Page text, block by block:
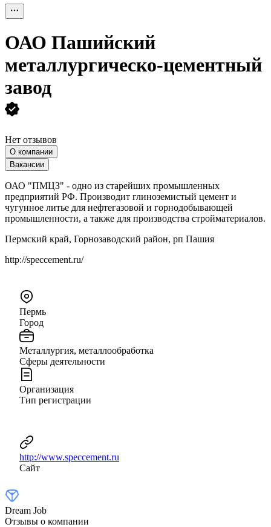
ОАО Пашийский
металлургическо-цементный
завод
Нет отзывов
О компании
Вакансии
ОАО "ПМЦЗ" - одно из старейших промышленных
предприятий РФ. Производит глиноземистый цемент и
чугунное литье для нефтегазовой и горнодобывающей
промышленности, а также для производства стройматериалов.
Пермский край, Горнозаводский район, рп Пашия
http://speccement.ru/
Пермь
Город
Металлургия, металлообработка
Сферы деятельности
Организация
Тип регистрации
http://www.speccement.ru
Сайт
Dream Job
Отзывы о компании